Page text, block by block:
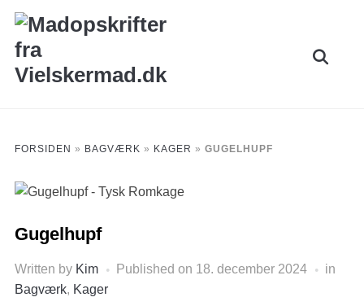
Skip
content
Search
FORSIDEN » BAGVÆRK » KAGER » GUGELHUPF
Gugelhupf
Written by Kim Published on 18. december 2024
in
Bagværk, Kager